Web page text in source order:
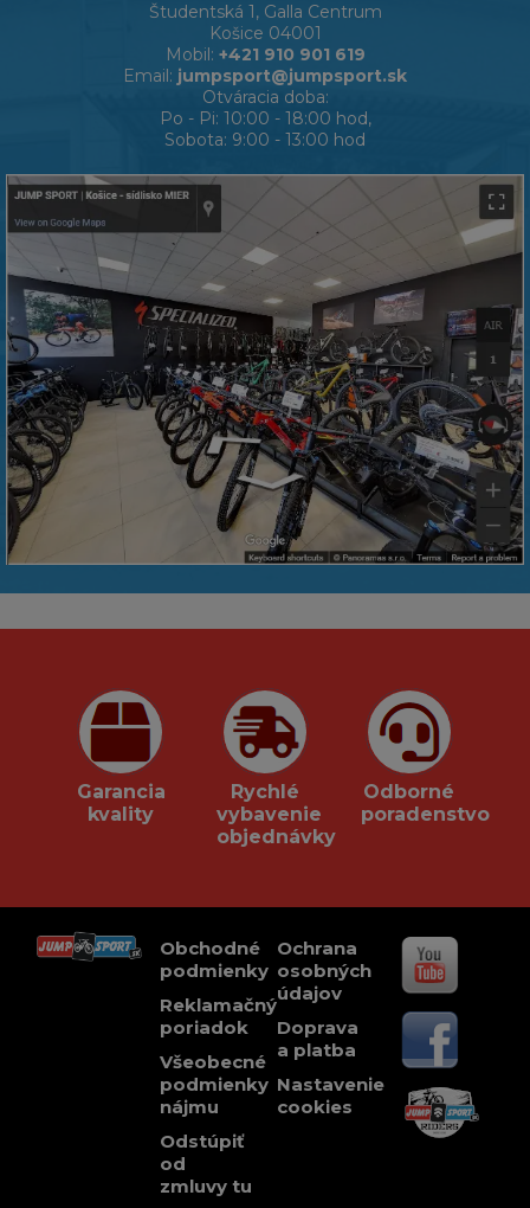
Študentská 1, Galla Centrum
Košice 04001
Mobil: +421 910 901 619
Email: jumpsport@jumpsport.sk
Otváracia doba:
Po - Pi: 10:00 - 18:00 hod,
Sobota: 9:00 - 13:00 hod
Garancia
kvality
Rychlé
vybavenie
objednávky
Odborné
poradenstvo
Obchodné
podmienky
Reklamačný
poriadok
Všeobecné
podmienky
nájmu
Odstúpiť
od
zmluvy tu
Ochrana
osobných
údajov
Doprava
a platba
Nastavenie
cookies